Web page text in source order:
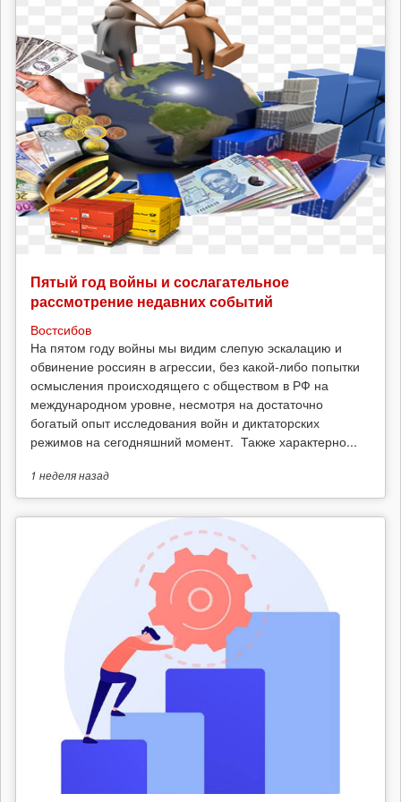
Пятый год войны и сослагательное
рассмотрение недавних событий
Востсибов
На пятом году войны мы видим слепую эскалацию и
обвинение россиян в агрессии, без какой-либо попытки
осмысления происходящего с обществом в РФ на
международном уровне, несмотря на достаточно
богатый опыт исследования войн и диктаторских
режимов на сегодняшний момент. Также характерно...
1 неделяназад